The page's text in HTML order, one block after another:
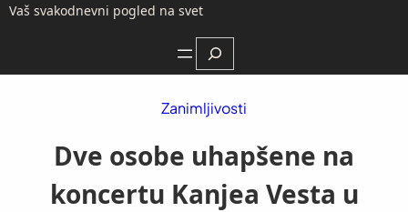
Vaš svakodnevni pogled na svet
Search
Zanimljivosti
Dve osobe uhapšene na
koncertu Kanjea Vesta u